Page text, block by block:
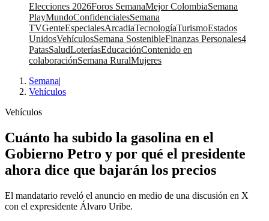
Elecciones 2026Foros SemanaMejor ColombiaSemana
PlayMundoConfidencialesSemana
TVGenteEspecialesArcadiaTecnologíaTurismoEstados
UnidosVehículosSemana SostenibleFinanzas Personales4
PatasSaludLoteríasEducaciónContenido en
colaboraciónSemana RuralMujeres
Semana|
Vehículos
Vehículos
Cuánto ha subido la gasolina en el
Gobierno Petro y por qué el presidente
ahora dice que bajarán los precios
El mandatario reveló el anuncio en medio de una discusión en X
con el expresidente Álvaro Uribe.